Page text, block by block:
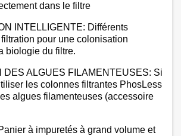
dans le filtre
INTELLIGENTE: Différents
pour une colonisation
biologie du filtre.
DES ALGUES FILAMENTEUSES: Si
les colonnes filtrantes PhosLess
algues filamenteuses (accessoire
à impuretés à grand volume et